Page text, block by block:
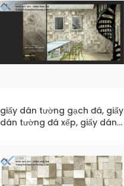
giấy dán tường gạch đá, giấy
dán tường đá xếp, giấy dán